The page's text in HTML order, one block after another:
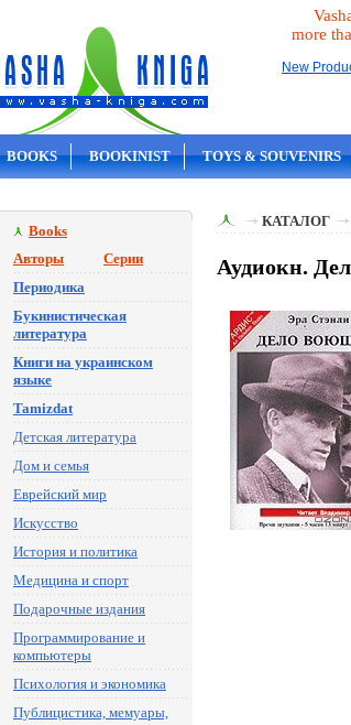
more
New
BOOKS BOOKINIST TOYS & SOUVENIRS
Books
Авторы
Серии
Периодика
Букинистическая
литература
Книги на украинском
языке
Tamizdat
Детская литература
Дом и семья
Еврейский мир
Искусство
История и политика
Медицина и спорт
Подарочные издания
Программирование и
компьютеры
Психология и экономика
Публицистика, мемуары,
КАТАЛОГ
Аудиокн.